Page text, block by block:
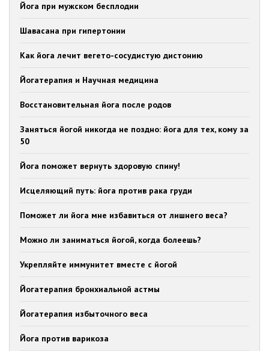
Йога при мужском бесплодии
Шавасана при гипертонии
Как йога лечит вегето-сосудистую дистонию
Йогатерапия и Научная медицина
Восстановительная йога после родов
Заняться йогой никогда не поздно: йога для тех, кому за
50
Йога поможет вернуть здоровую спину!
Исцеляющий путь: йога против рака груди
Поможет ли йога мне избавиться от лишнего веса?
Можно ли заниматься йогой, когда болеешь?
Укрепляйте иммунитет вместе с йогой
Йогатерапия бронхиальной астмы
Йогатерапия избыточного веса
Йога против варикоза